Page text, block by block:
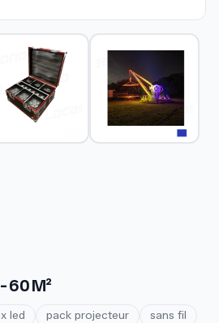
60 M²
led pack projecteur
sans fil